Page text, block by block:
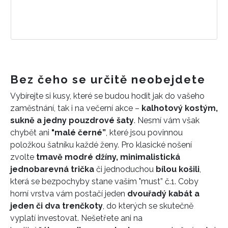
Bez čeho se určitě neobejdete
Vybírejte si kusy, které se budou hodit jak do vašeho
zaměstnání, tak i na večerní akce – kalhotový kostým,
sukně a jedny pouzdrové šaty. Nesmí vám však
chybět ani "malé černé”, které jsou povinnou
položkou šatníku každé ženy. Pro klasické nošení
zvolte tmavě modré džíny, minimalistická
jednobarevná trička či jednoduchou bílou košili,
která se bezpochyby stane vaším "must” č.1. Coby
horní vrstva vám postačí jeden dvouřadý kabát a
jeden či dva trenčkoty, do kterých se skutečně
vyplatí investovat. Nešetřete ani na